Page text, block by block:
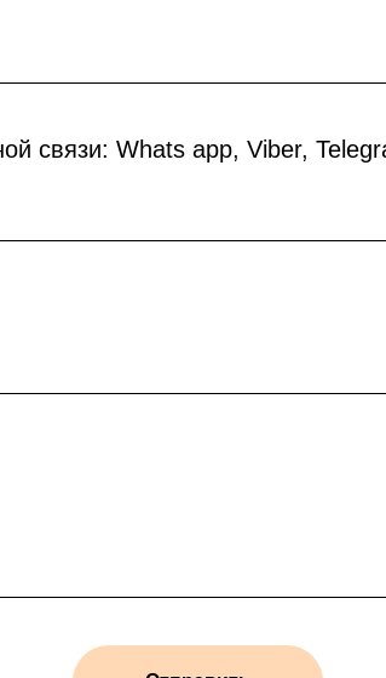
связи: Whats app, Viber,